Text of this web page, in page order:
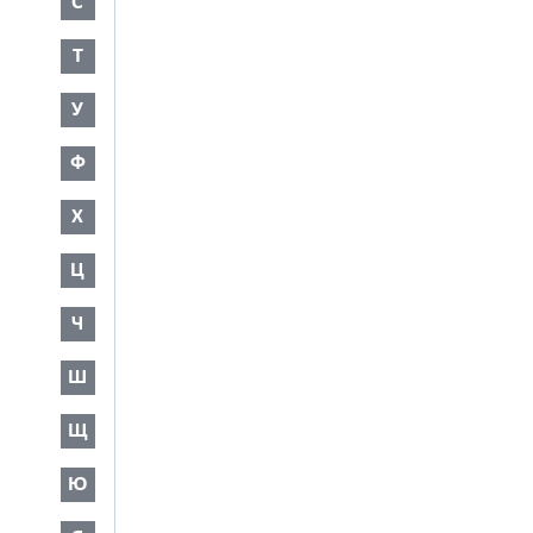
Т
У
Ф
Х
Ц
Ч
Ш
Щ
Ю